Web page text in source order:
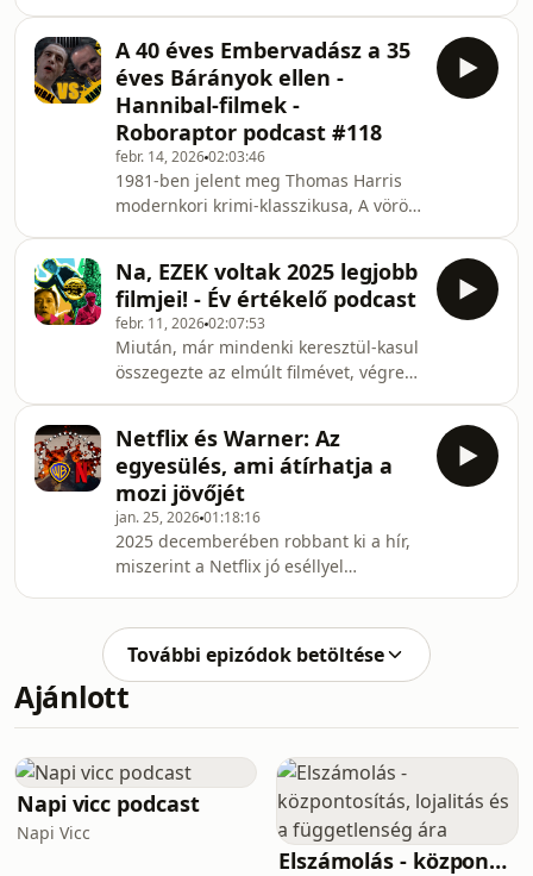
Jack?
a folytatás. A csonttemplom pedig
legalább annyira meglepő, vad és
eredeti, mint az elődje. Méltó
folytatás, miközben kifejezetten
újszerű irányra tereli nem pusztán a
&quot;28-szériát&quot;, de talán az
apokalipszisfilm műfajának egészét.
Ha pedig már itt v
A 40 éves Embervadász a 35
éves Bárányok ellen -
Hannibal-filmek -
Roboraptor podcast #118
febr. 14, 202602:03:46
1981-ben jelent meg Thomas Harris
modernkori krimi-klasszikusa, A vörös
kétségtelenül abban rejlik, hogy
ebben debütált az elegáns
szociopata, az úriember
sorozatgyilkos, a gourmet kannibál,
Hannibal Lecter karaktere. A
regényből (elsőre) Michael Mann
rendezett filmet 1986-ban, és bár az
Embervadász címet kapó adaptáció
bukásnak
Na, EZEK voltak 2025 legjobb
filmjei! - Év értékelő podcast
febr. 11, 202602:07:53
Miután, már mindenki keresztül-kasul
összegezte az elmúlt filmévet, végre
aztán ténylegesen kiderül, hogy mik is
voltak 2025 legjobb filmjei! Lesz szó
vámpírokról, kutyákról és zombikról.
Az újra összeállt, ABBA dalokat játszó
Beatlesről. Meglepetés sikerekről,
nagy Oscar-díj várományosokról és
hazánk mozivásznait méltatlanu
Netflix és Warner: Az
egyesülés, ami átírhatja a
mozi jövőjét
jan. 25, 202601:18:16
2025 decemberében robbant ki a hír,
miszerint a Netflix jó eséllyel
HBO-t és az HBO Maxot. Ám nem eszik
olyan forrón ezt a kását! A Paramount
SkyDance CEO-ja, David Ellison nem
győzi minden rendelkezésre álló
egyesülést, miközben a filmes szakva
is aggódva figyel. Mit nyerhet az
egyszeri mozinéz
További epizódok betöltése
Ajánlott
Napi vicc podcast
Napi Vicc
Elszámolás - központosítás, lojalitás és a függetlenség ára